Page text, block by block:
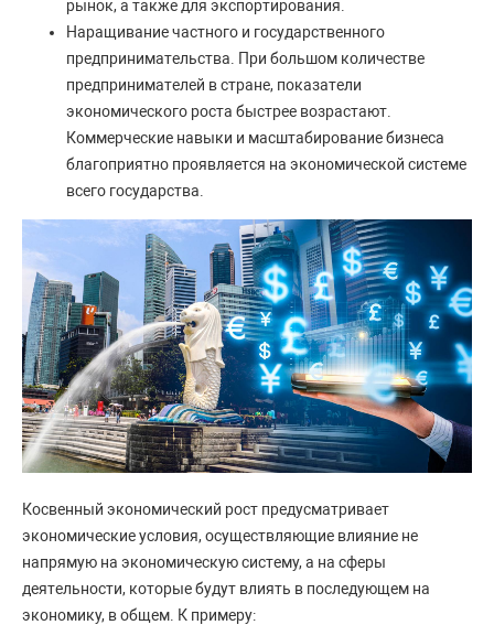
рынок, а также для экспортирования.
Наращивание частного и государственного
предпринимательства. При большом количестве
предпринимателей в стране, показатели
экономического роста быстрее возрастают.
Коммерческие навыки и масштабирование бизнеса
благоприятно проявляется на экономической системе
всего государства.
Косвенный экономический рост предусматривает
экономические условия, осуществляющие влияние не
напрямую на экономическую систему, а на сферы
деятельности, которые будут влиять в последующем на
экономику, в общем. К примеру: